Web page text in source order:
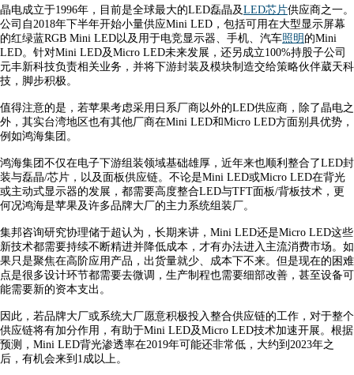
晶电成立于1996年，目前是全球最大的LED磊晶及LED芯片供应商之一。
公司自2018年下半年开始小量供应Mini LED，包括可用在大型显示屏幕
的红绿蓝RGB Mini LED以及用于电竞显示器、手机、汽车照明 的Mini
LED。针对Mini LED及Micro LED未来发展，还另成立100%持股子公司
元丰新科技负责相关业务，并将下游封装及模块制造交给策略伙伴葳天科
技，脚步积极。
值得注意的是，若苹果考虑采用日系厂商以外的LED供应商，除了晶电之
外，其实台湾地区也有其他厂商在Mini LED和Micro LED方面别具优势，
例如鸿海集团。
鸿海集团不仅在电子下游组装领域基础雄厚，近年来也顺利整合了LED封
装与磊晶/芯片，以及面板供应链。不论是Mini LED或Micro LED在背光
或主动式显示器的发展，都需要高度整合LED与TFT面板/背板技术，更
何况鸿海是苹果及许多品牌大厂的主力系统组装厂。
集邦咨询研究协理储于超认为，长期来讲，Mini LED还是Micro LED这些
新技术都需要持续不断精进并降低成本，才有办法进入主流消费市场。如
果只是聚焦在高阶应用产品，出货量就少、成本下不来。但是现在的困难
点是很多设计环节都需要去微调，生产制程也需要细部改善，甚至设备可
能需要新的资本支出。
因此，若品牌大厂或系统大厂愿意积极投入整合供应链的工作，对于整个
供应链将有加分作用，有助于Mini LED及Micro LED技术加速开展。根据
预测，Mini LED背光渗透率在2019年可能还非常低，大约到2023年之
后，有机会来到1成以上。